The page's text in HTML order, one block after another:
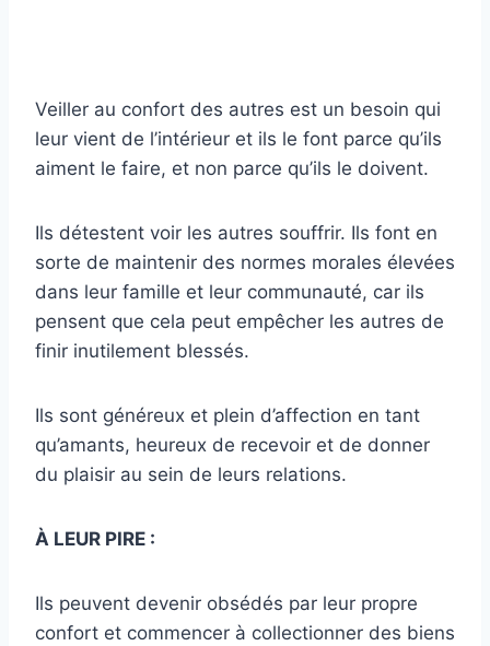
Veiller au confort des autres est un besoin qui
leur vient de l’intérieur et ils le font parce qu’ils
aiment le faire, et non parce qu’ils le doivent.
Ils détestent voir les autres souffrir. Ils font en
sorte de maintenir des normes morales élevées
dans leur famille et leur communauté, car ils
pensent que cela peut empêcher les autres de
finir inutilement blessés.
Ils sont généreux et plein d’affection en tant
qu’amants, heureux de recevoir et de donner
du plaisir au sein de leurs relations.
À LEUR PIRE :
Ils peuvent devenir obsédés par leur propre
confort et commencer à collectionner des biens